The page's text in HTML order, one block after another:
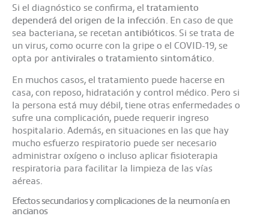
Si el diagnóstico se confirma, el tratamiento
dependerá del origen de la infección . En caso de que
sea bacteriana, se recetan antibióticos . Si se trata de
un virus, como ocurre con la gripe o el COVID-19, se
opta por antivirales o tratamiento sintomático
En muchos casos, el tratamiento puede hacerse en
casa, con reposo, hidratación y control médico. Pero si
la persona está muy débil, tiene otras enfermedades o
sufre una complicación, puede requerir ingreso
hospitalario. Además, en situaciones en las que hay
mucho esfuerzo respiratorio puede ser necesario
administrar oxígeno o incluso aplicar fisioterapia
respiratoria para facilitar la limpieza de las vías
aéreas.
Efectos secundarios y complicaciones de la neumonía en
ancianos